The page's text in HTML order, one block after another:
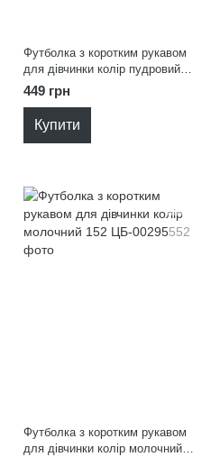
Футболка з коротким рукавом
для дівчинки колір пудровий
152
449 грн
Купити
Футболка з коротким рукавом
для дівчинки колір молочний